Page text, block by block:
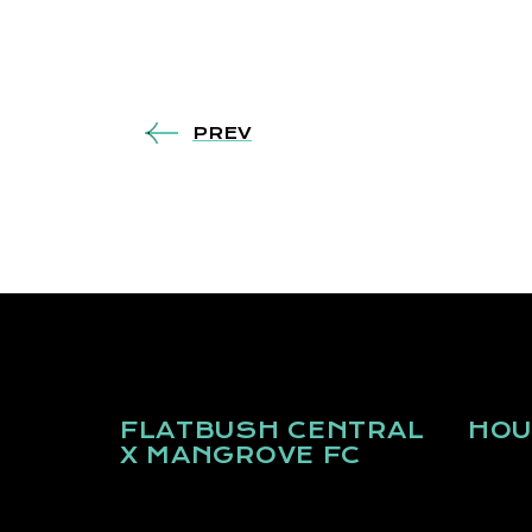
PREV
FLATBUSH CENTRAL
X MANGROVE FC